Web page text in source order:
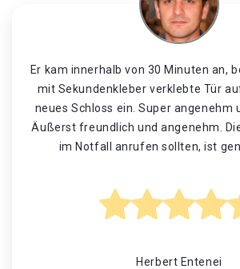
Er kam innerhalb von 30 Minuten an,
mit Sekundenkleber verklebte Tür
neues Schloss ein. Super angenehm
Äußerst freundlich und angenehm.
im Notfall anrufen sollten, ist
Herbert Entenei